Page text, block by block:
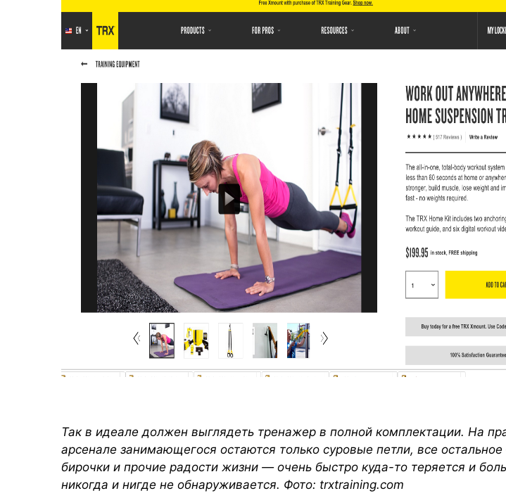
Так в идеале должен выглядеть тренажер в полной комплектации. На
арсенале занимающегося остаются только суровые петли, все
бирочки и прочие радости жизни — очень быстро куда-то теряется и
никогда и нигде не обнаруживается. Фото: trxtraining.com